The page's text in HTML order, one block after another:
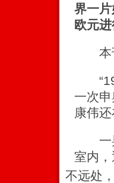
界一
欧元
本刊
一次
康伟
一晃
室内，
不远处